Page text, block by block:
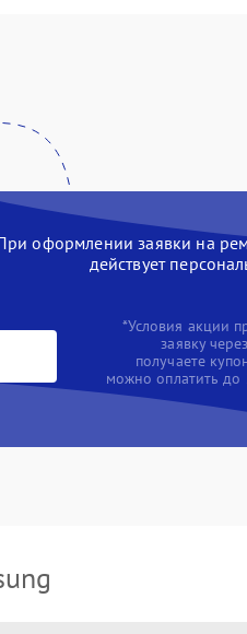
оформлении заявки на
действует
*Условия акции
заявку
получаете
можно оплатить до